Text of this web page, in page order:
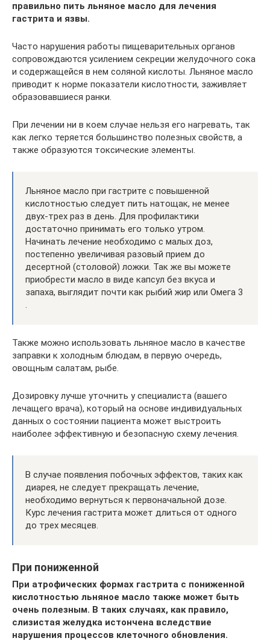
правильно пить льняное масло для лечения
гастрита и язвы.
Часто нарушения работы пищеварительных органов
сопровождаются усилением секреции желудочного сока
и содержащейся в нем соляной кислоты. Льняное масло
приводит к норме показатели кислотности, заживляет
образовавшиеся ранки.
При лечении ни в коем случае нельзя его нагревать, так
как легко теряется большинство полезных свойств, а
также образуются токсические элементы.
Льняное масло при гастрите с повышенной
кислотностью следует пить натощак, не менее
двух-трех раз в день. Для профилактики
достаточно принимать его только утром.
Начинать лечение необходимо с малых доз,
постепенно увеличивая разовый прием до
десертной (столовой) ложки. Так же вы можете
приобрести масло в виде капсул без вкуса и
запаха, выглядит почти как рыбий жир или Омега 3
.
Также можно использовать льняное масло в качестве
заправки к холодным блюдам, в первую очередь,
овощным салатам, рыбе.
Дозировку лучше уточнить у специалиста (вашего
лечащего врача), который на основе индивидуальных
данных о состоянии пациента может выстроить
наиболее эффективную и безопасную схему лечения.
В случае появления побочных эффектов, таких как
диарея, не следует прекращать лечение,
необходимо вернуться к первоначальной дозе.
Курс лечения гастрита может длиться от одного
до трех месяцев.
При пониженной
При атрофических формах гастрита с пониженной
кислотностью льняное масло также может быть
очень полезным. В таких случаях, как правило,
слизистая желудка истончена вследствие
нарушения процессов клеточного обновления.